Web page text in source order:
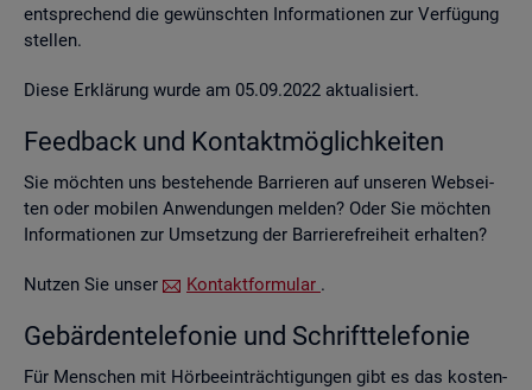
ent­spre­chend die ge­wünsch­ten In­for­ma­tio­nen zur Ver­fü­gung
stel­len.
Diese Er­klä­rung wurde am 05.09.2022 ak­tua­li­siert.
Feed­back und Kon­takt­mög­lich­kei­ten
Sie möch­ten uns be­stehen­de Bar­rie­ren auf un­se­ren Web­sei­
ten oder mo­bi­len An­wen­dun­gen mel­den? Oder Sie möch­ten
In­for­ma­tio­nen zur Um­set­zung der Bar­rie­re­frei­heit er­hal­ten?
Nut­zen Sie unser Kon­takt­for­mu­lar .
Ge­bär­den­te­le­fo­nie und Schrift­te­le­fo­nie
Für Men­schen mit Hör­be­ein­träch­ti­gun­gen gibt es das kos­ten­